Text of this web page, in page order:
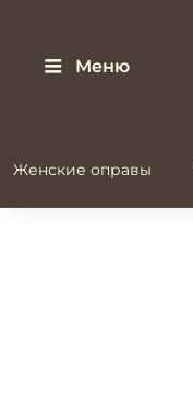
Меню
Женские оправы